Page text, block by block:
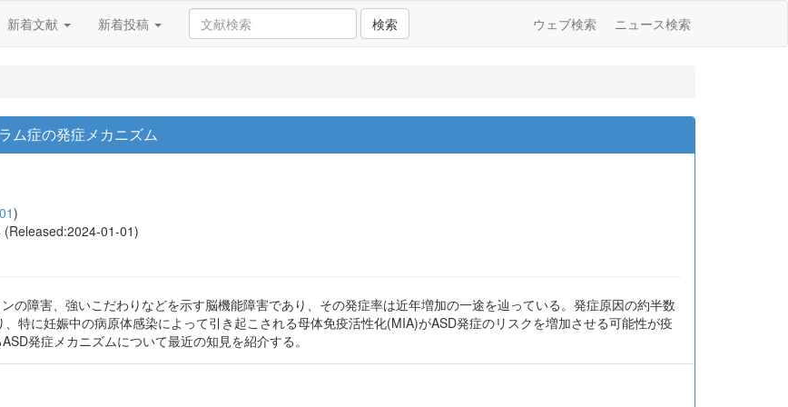
新着文献 新着投稿 検索 ウェブ検索 ニュース検索
ム症の発症メカニズム
)
01-01)
の障害、強いこだわりなどを示す脳機能障害であり、その発症率は近年増加の一途を辿っている。発症原因の約半数
特に妊娠中の病原体感染によって引き起こされる母体免疫活性化(MIA)がASD発症のリスクを増加させる可能性が疫
発症メカニズムについて最近の知見を紹介する。